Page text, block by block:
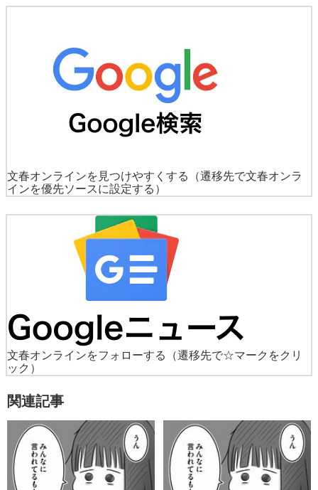
文春オンラインを見つけやすくする
（遷移先で文春オンラ
インを優先ソースに設定する）
文春オンラインをフォローする
（遷移先で☆マークをクリ
ック）
関連記事